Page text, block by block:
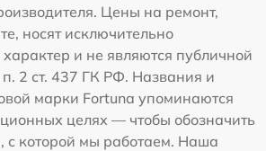
Цены на ремонт,
носят исключительно
и не являются публичной
п. 2 ст. 437 ГК РФ. Названия и
марки Fortuna упоминаются
целях — чтобы обозначить
с которой мы работаем. Наша